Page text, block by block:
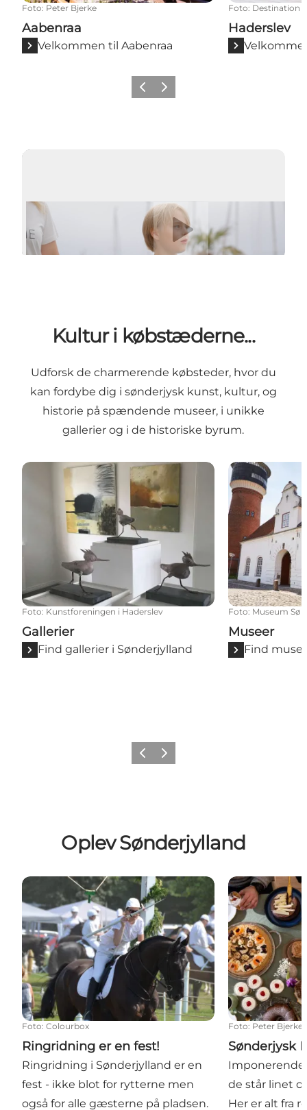
Foto: Peter Bjerke
Aabenraa
Velkommen til Aabenraa
Foto: Destination
Haderslev
ForrigeNæste
Afspil video
Kultur i købstæderne...
Udforsk de charmerende købsteder, hvor du
kan fordybe dig i sønderjysk kunst, kultur, og
historie på spændende museer, i unikke
gallerier og i de historiske byrum.
Gallerier
Foto: Kunstforeningen i Haderslev
Gallerier
Find gallerier i Sønderjylland
Museer
Foto: Museum
Museer
Find
ForrigeNæste
Oplev Sønderjylland
Ringridning er en fest!
Foto: Colourbox
Ringridning er en fest!
Ringridning i Sønderjylland er en
fest - ikke blot for rytterne men
også for alle gæsterne på pladsen.
Sønderjysk
Foto: Peter Bjerke
Sønderjysk
Imponerende
de står linet
Her er alt fra